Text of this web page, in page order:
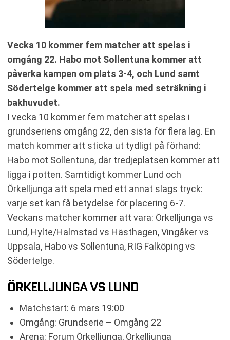
Vecka 10 kommer fem matcher att spelas i
omgång 22. Habo mot Sollentuna kommer att
påverka kampen om plats 3-4, och Lund samt
Södertelge kommer att spela med seträkning i
bakhuvudet.
I vecka 10 kommer fem matcher att spelas i
grundseriens omgång 22, den sista för flera lag. En
match kommer att sticka ut tydligt på förhand:
Habo mot Sollentuna, där tredjeplatsen kommer att
ligga i potten. Samtidigt kommer Lund och
Örkelljunga att spela med ett annat slags tryck:
varje set kan få betydelse för placering 6-7.
Veckans matcher kommer att vara: Örkelljunga vs
Lund, Hylte/Halmstad vs Hästhagen, Vingåker vs
Uppsala, Habo vs Sollentuna, RIG Falköping vs
Södertelge.
ÖRKELLJUNGA VS LUND
Matchstart: 6 mars 19:00
Omgång: Grundserie – Omgång 22
Arena: Forum Örkelljunga, Örkelljunga